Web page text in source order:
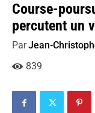
Course-
percutent un
ParJean-
839